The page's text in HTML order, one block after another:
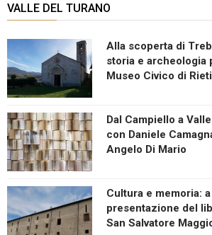
VALLE DEL TURANO
Alla scoperta di
storia e archeologia
Museo Civico di Rieti
Dal Campiello a
con Daniele
Angelo Di Mario
Cultura e memoria:
presentazione del
San Salvatore